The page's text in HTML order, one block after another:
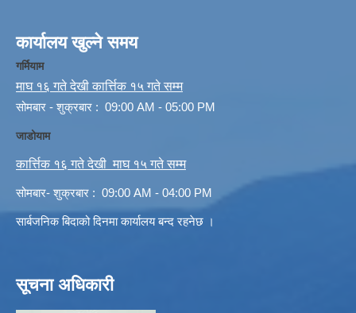
कार्यालय खुल्ने समय
गर्मियाम
माघ १६ गते देखी कार्त्तिक १५ गते सम्म
सोमबार - शुक्रबार : 09:00 AM - 05:00 PM
जाडोयाम
कार्त्तिक १६ गते देखी माघ १५ गते सम्म
सोमबार- शुक्रबार : 09:00 AM - 04:00 PM
सार्बजनिक बिदाको दिनमा कार्यालय बन्द रहनेछ ।
सूचना अधिकारी